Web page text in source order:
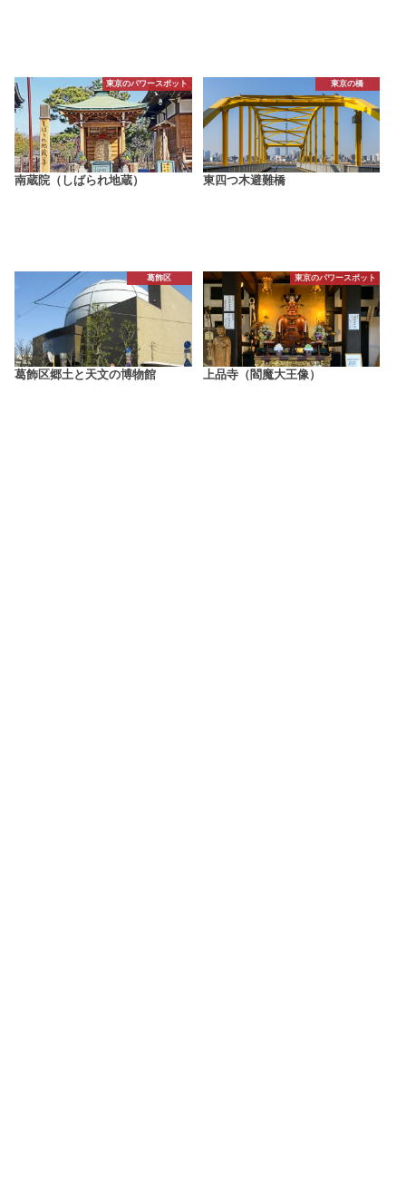
東京のパワースポット
南蔵院（しばられ地蔵）
東京の橋
東四つ木避難橋
葛飾区
葛飾区郷土と天文の博物館
東京のパワースポット
上品寺（閻魔大王像）